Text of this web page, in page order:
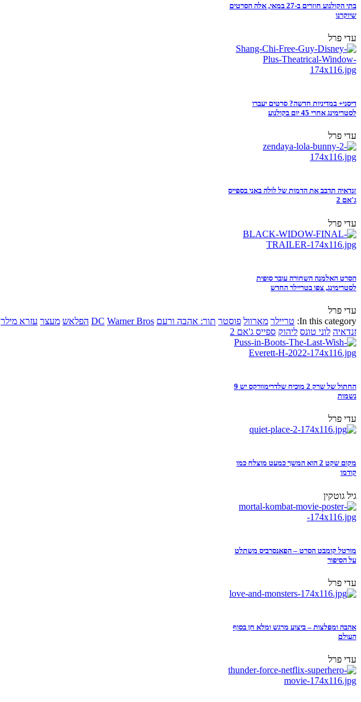
בתי הקולנוע חוזרים ב-27 במאי, אלה הסרטים
שיוקרנו
עדי פרל
דיסני+ במדיניות חדשה? סרטים יעברו
לסטרימינג אחרי 45 יום בקולנוע
עדי פרל
זנדאיה תדבב את הדמות של לולה באני בספייס
ג'אם 2
עדי פרל
הסרט האלמנה השחורה עובר סופית
לסטרימינג, צפו בטריילר החדש
עדי פרל
In this category: טריילר מארוול פוסטר תור: אהבה ורעם DC Warner Bros הפלאש מעצר עזרא מילר
זנדאיה לוני טונס ליהוק ספייס ג'אם 2
החתול של שרק 2 מוכיח שלדרימוורקס יש 9
נשמות
עדי פרל
מקום שקט 2 הוא המשך כמעט מוצלח כמו
קודמו
גיל גוטקין
מורטל קומבט הסרט – הפאנסרביס משתלט
על הסיפור
עדי פרל
אהבה ומפלצות – ביצוע מרגש ומלא חן בסוף
העולם
עדי פרל